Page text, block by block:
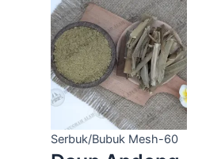
Serbuk/Bubuk Mesh-60